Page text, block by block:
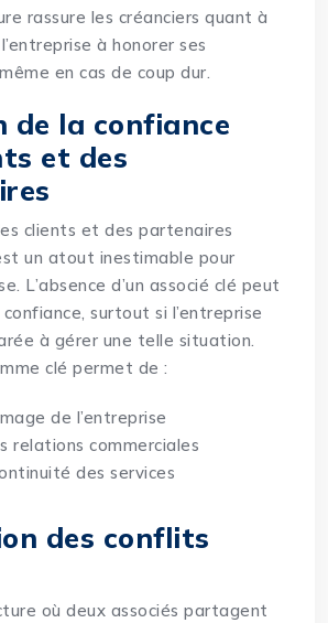
rassure les créanciers quant à
à honorer ses
en cas de coup dur.
de la confiance
et des
clients et des partenaires
un atout inestimable pour
L’absence d’un associé clé peut
surtout si l’entreprise
à gérer une telle situation.
clé permet de :
de l’entreprise
relations commerciales
des services
des conflits
où deux associés partagent